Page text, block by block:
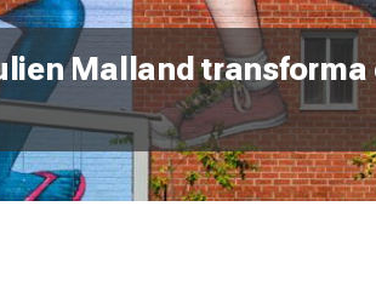
Malland transforma